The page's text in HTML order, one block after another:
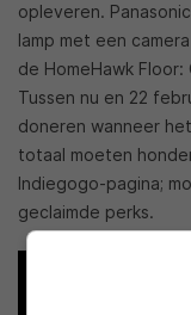
opleveren.
lamp met een
de HomeHawk
Tussen nu en 22
doneren wanneer
totaal moeten
Indiegogo-pagina;
geclaimde perks.